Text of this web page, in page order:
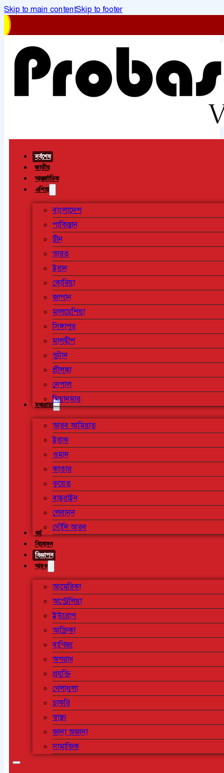
Skip to main contentSkip to footer
সর্বশেষ
জাতীয়
আন্তর্জাতিক
এশিয়া
বাংলাদেশ
পাকিস্তান
চীন
ভারত
ইরান
কোরিয়া
জাপান
মালয়েশিয়া
সিঙ্গাপুর
মালদ্বীপ
ভুটান
শ্রীলঙ্কা
নেপাল
মিয়ানমার
মধ্যপ্রাচ্য
আরব আমিরাত
ইরাক
ওমান
কাতার
কুয়েত
বাহরাইন
লেবানন
সৌদি আরব
ধর্ম
বিনোদন
বিজ্ঞাপন
আরও
আমেরিকা
অস্ট্রেলিয়া
ইউরোপ
আফ্রিকা
বাণিজ্য
অপরাধ
প্রযুক্তি
খেলাধুলা
চাকরি
স্বাস্থ্য
জানা অজানা
সামাজিক